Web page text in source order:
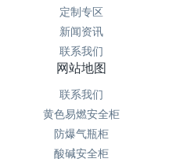
定制专区
新闻资讯
联系我们
网站地图
联系我们
黄色易燃安全柜
防爆气瓶柜
酸碱安全柜